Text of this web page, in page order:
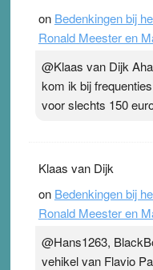
on Bedenkingen bij
Ronald Meester en
@Klaas van Dijk
kom ik bij
voor slechts 150
Klaas van Dijk
on Bedenkingen bij
Ronald Meester en
@Hans1263,
vehikel van Flavio